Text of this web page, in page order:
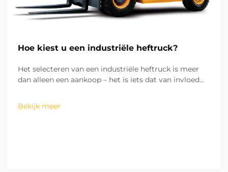
Hoe kiest u een industriële heftruck?
Het selecteren van een industriële heftruck is meer
dan alleen een aankoop – het is iets dat van invloed
kosten van het draaien van uw activiteiten en de
veiligheid op uw werkvloer. Uit mijn ervaring met het
Bekijk meer